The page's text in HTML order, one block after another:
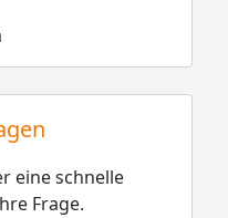
eine schnelle
Frage.